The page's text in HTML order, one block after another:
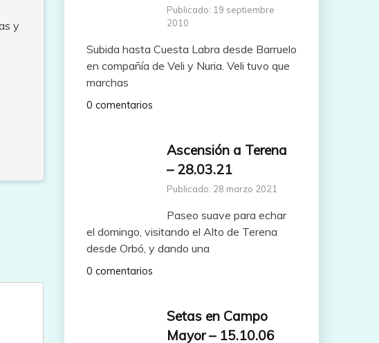
y
Publicado: 19 septiembre
2010
Subida hasta Cuesta Labra desde Barruelo
en compañía de Veli y Nuria. Veli tuvo que
marchas
0 comentarios
Ascensión a Terena
– 28.03.21
Publicado: 28 marzo 2021
Paseo suave para echar
el domingo, visitando el Alto de Terena
desde Orbó, y dando una
0 comentarios
Setas en Campo
Mayor – 15.10.06